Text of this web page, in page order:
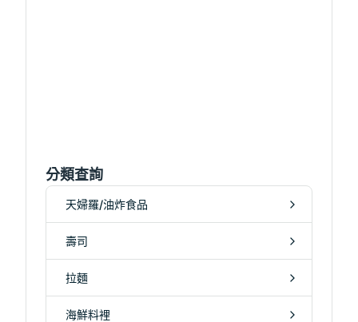
分類查詢
天婦羅/油炸食品
壽司
拉麵
海鮮料裡